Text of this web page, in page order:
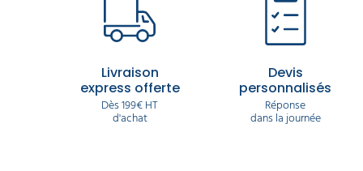
Livraison
express offerte
Dès 199€ HT
d'achat
Devis
personnalisés
Réponse
dans la journée